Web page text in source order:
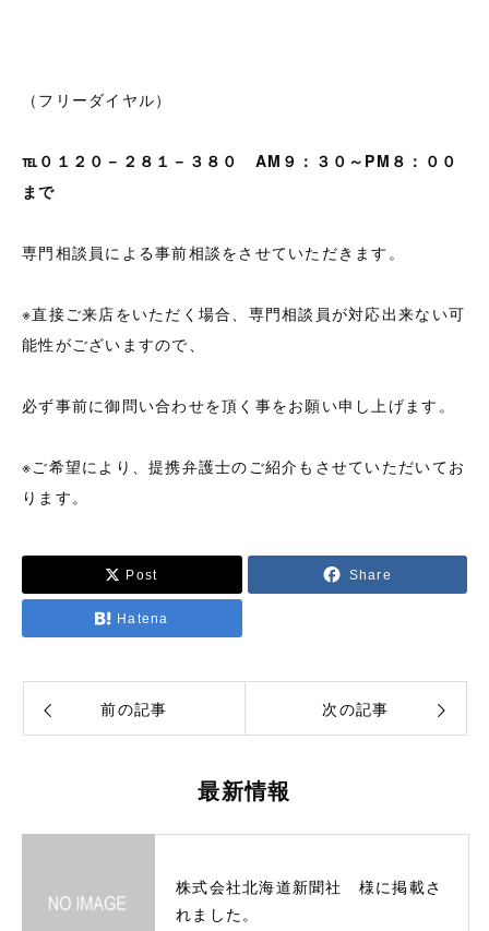
（フリーダイヤル）
℡０１２０－２８１－３８０ AM９：３０～PM８：００
まで
専門相談員による事前相談をさせていただきます。
※直接ご来店をいただく場合、専門相談員が対応出来ない可
能性がございますので、
必ず事前に御問い合わせを頂く事をお願い申し上げます。
※ご希望により、提携弁護士のご紹介もさせていただいてお
ります。
Post Share
Hatena
前の記事 次の記事
最新情報
株式会社北海道新聞社 様に掲載さ
れました。